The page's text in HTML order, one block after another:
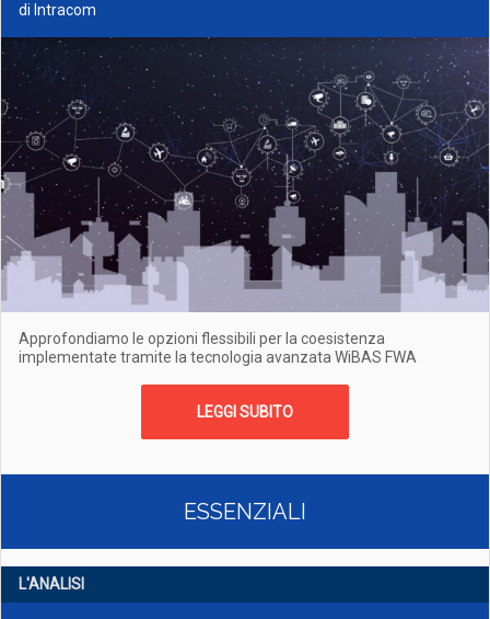
di Intracom
Approfondiamo le opzioni flessibili per la coesistenza
implementate tramite la tecnologia avanzata WiBAS FWA
LEGGI SUBITO
ESSENZIALI
L'ANALISI